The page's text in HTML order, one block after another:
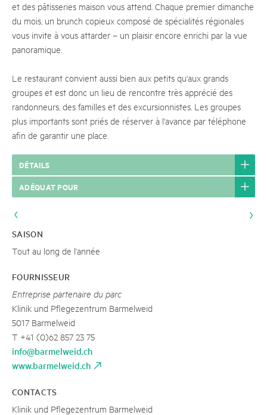
et des pâtisseries maison vous attend. Chaque premier dimanche
du mois, un brunch copieux composé de spécialités régionales
vous invite à vous attarder – un plaisir encore enrichi par la vue
panoramique.
Le restaurant convient aussi bien aux petits qu'aux grands
groupes et est donc un lieu de rencontre très apprécié des
randonneurs, des familles et des excursionnistes. Les groupes
plus importants sont priés de réserver à l'avance par téléphone
afin de garantir une place.
DÉTAILS
ADÉQUAT POUR
SAISON
Tout au long de l'année
FOURNISSEUR
Entreprise partenaire du parc
Klinik und Pflegezentrum Barmelweid
5017 Barmelweid
T +41 (0)62 857 23 75
info@barmelweid.ch
www.barmelweid.ch
CONTACTS
Klinik und Pflegezentrum Barmelweid